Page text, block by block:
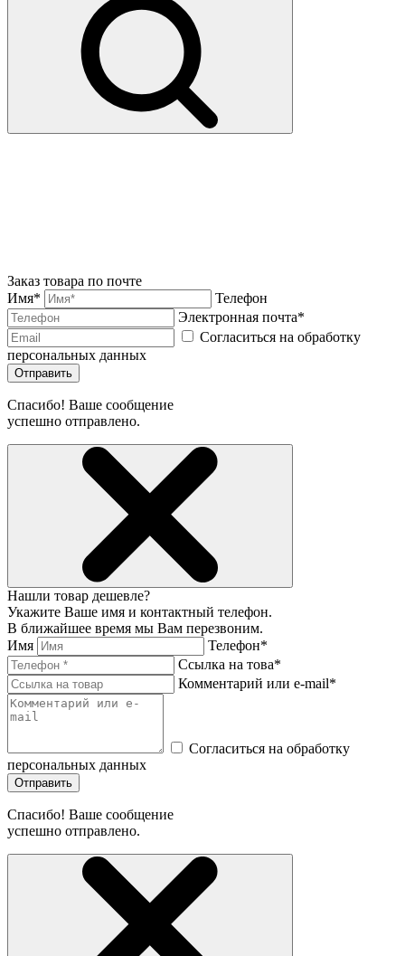
Заказ товара по почте
Имя*
Телефон
Электронная почта*
Согласиться на обработку
персональных данных
Отправить
Спасибо! Ваше сообщение
успешно отправлено.
Нашли товар дешевле?
Укажите Ваше имя и контактный телефон.
В ближайшее время мы Вам перезвоним.
Имя
Телефон*
Ссылка на това*
Комментарий или e-mail*
Согласиться на обработку
персональных данных
Отправить
Спасибо! Ваше сообщение
успешно отправлено.